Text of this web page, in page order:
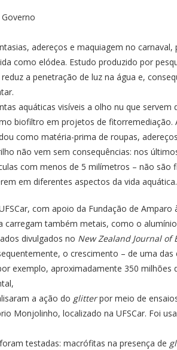
adereços e maquiagem no
como elódea. Estudo produzido por
a penetração de luz na água e,
aquáticas visíveis a olho nu que
biofiltro em projetos de
como matéria-prima de roupas,
não vem sem consequências: nos
com menos de 5 milímetros – não
em diferentes aspectos da vida aquática.
com apoio da Fundação de
carregam também metais, como o
divulgados no New Zealand Journal of
o crescimento – de uma
exemplo, aproximadamente 350
a ação do glitterpor meio de
Monjolinho, localizado na UFSCar. Foi
testadas: macrófitas na presença de